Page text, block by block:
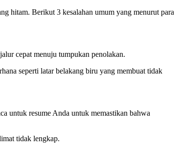
hitam. Berikut 3 kesalahan umum yang menurut para
cepat menuju tumpukan penolakan.
seperti latar belakang biru yang membuat tidak
untuk resume Anda untuk memastikan bahwa
tidak lengkap.